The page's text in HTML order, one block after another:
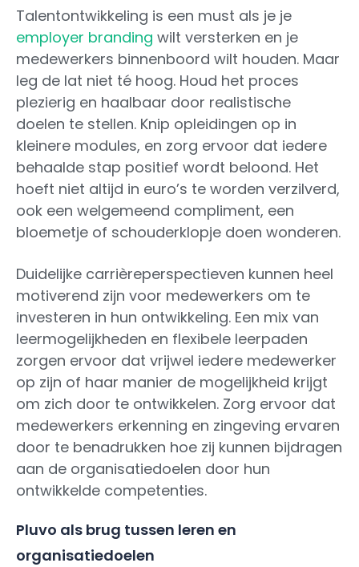
Talentontwikkeling is een must als je je
employer branding wilt versterken en je
medewerkers binnenboord wilt houden. Maar
leg de lat niet té hoog. Houd het proces
plezierig en haalbaar door realistische
doelen te stellen. Knip opleidingen op in
kleinere modules, en zorg ervoor dat iedere
behaalde stap positief wordt beloond. Het
hoeft niet altijd in euro’s te worden verzilverd,
ook een welgemeend compliment, een
bloemetje of schouderklopje doen wonderen.
Duidelijke carrièreperspectieven kunnen heel
motiverend zijn voor medewerkers om te
investeren in hun ontwikkeling. Een mix van
leermogelijkheden en flexibele leerpaden
zorgen ervoor dat vrijwel iedere medewerker
op zijn of haar manier de mogelijkheid krijgt
om zich door te ontwikkelen. Zorg ervoor dat
medewerkers erkenning en zingeving ervaren
door te benadrukken hoe zij kunnen bijdragen
aan de organisatiedoelen door hun
ontwikkelde competenties.
Pluvo als brug tussen leren en
organisatiedoelen